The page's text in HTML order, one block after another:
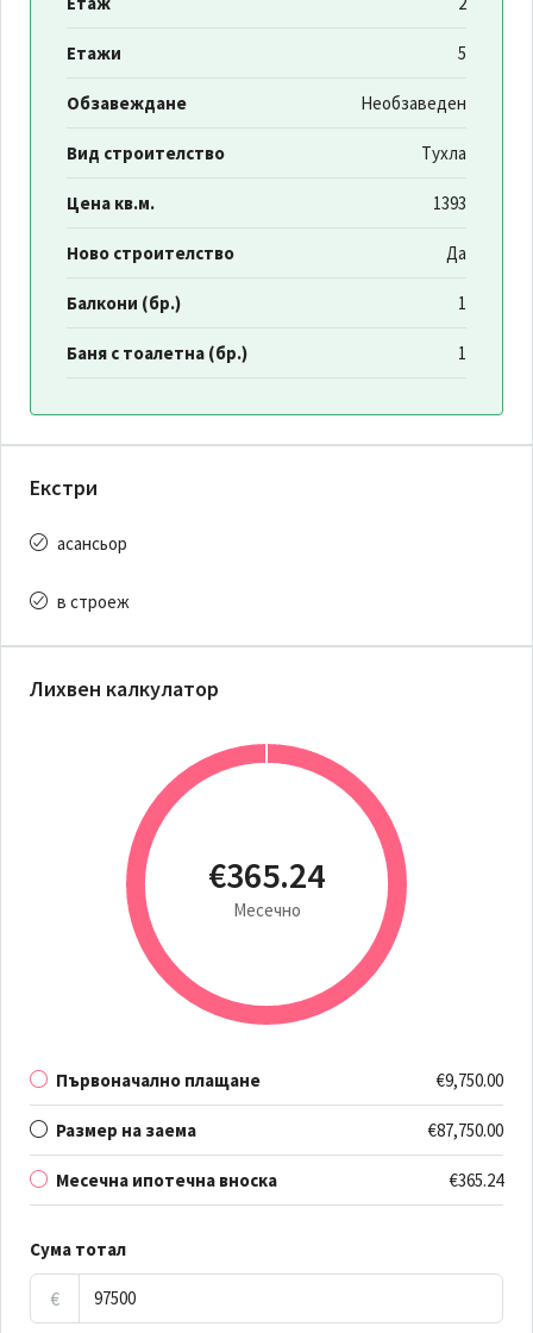
Етажи 5
Обзавеждане Необзаведен
Вид строителство Тухла
Цена кв.м. 1393
Ново строителство Да
Балкони (бр.) 1
Баня с тоалетна (бр.) 1
Екстри
асансьор
в строеж
Лихвен калкулатор
€365.24
Месечно
Първоначално плащане €9,750.00
Размер на заема €87,750.00
Месечна ипотечна вноска €365.24
Сума тотал
€